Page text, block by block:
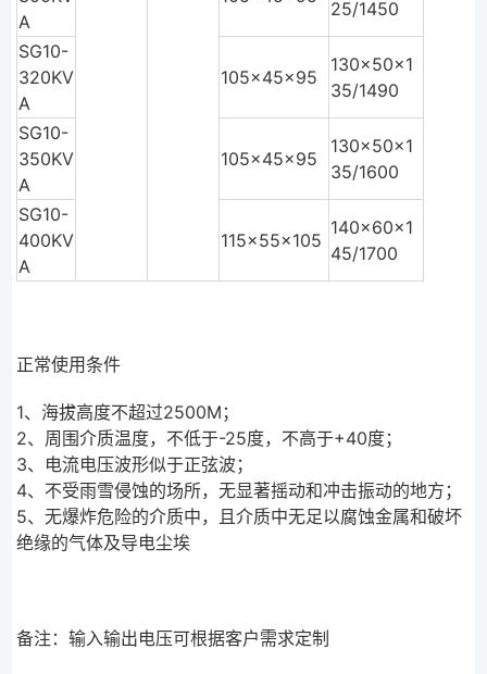
A
25/1450
SG10-
320KV
A
105×45×95
130×50×1
35/1490
SG10-
350KV
A
105×45×95
130×50×1
35/1600
SG10-
400KV
A
115×55×105
140×60×1
45/1700
正常使用条件
1、海拔高度不超过2500M；
2、周围介质温度，不低于-25度，不高于+40度；
3、电流电压波形似于正弦波；
4、不受雨雪侵蚀的场所，无显著摇动和冲击振动的地方；
5、无爆炸危险的介质中，且介质中无足以腐蚀金属和破坏
绝缘的气体及导电尘埃
备注：输入输出电压可根据客户需求定制